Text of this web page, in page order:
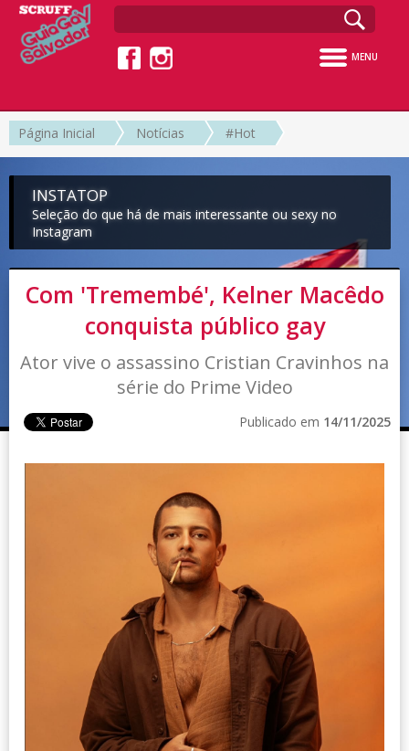
MENU
Página Inicial Notícias #Hot
INSTATOP
Seleção do que há de mais interessante ou sexy no
Instagram
Com 'Tremembé', Kelner Macêdo
conquista público gay
Ator vive o assassino Cristian Cravinhos na
série do Prime Video
Publicado em 14/11/2025